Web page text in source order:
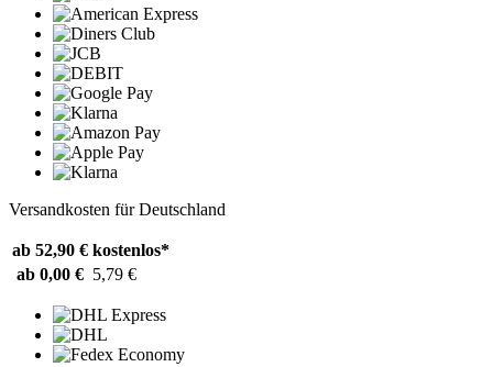
Versandkosten für Deutschland
ab 52,90 € kostenlos*
ab 0,00 € 5,79 €